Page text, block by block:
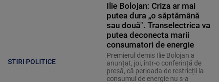
STIRI POLITICE
Ilie Bolojan: Criza ar mai
putea dura „o săptămână
sau două". Transelectrica va
putea deconecta marii
consumatori de energie
Premierul demis Ilie Bolojan a
anunțat, joi, într-o conferință de
presă, că perioada de restricții la
consumul de energie nu s-a